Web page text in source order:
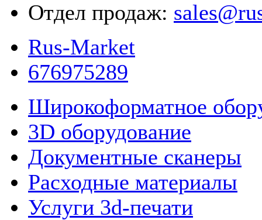
Отдел продаж:
Rus-Market
676975289
Широкоформатное
3D оборудование
Документные сканеры
Расходные материалы
Услуги 3d-печати